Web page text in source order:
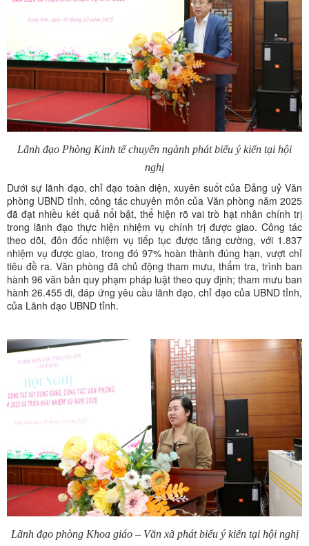
Lãnh đạo Phòng Kinh tế chuyên ngành phát biểu ý kiến tại hội
nghị
Dưới sự lãnh đạo, chỉ đạo toàn diện, xuyên suốt của Đảng uỷ Văn
phòng UBND tỉnh, công tác chuyên môn của Văn phòng năm 2025
đã đạt nhiều kết quả nổi bật, thể hiện rõ vai trò hạt nhân chính trị
trong lãnh đạo thực hiện nhiệm vụ chính trị được giao. Công tác
theo dõi, đôn đốc nhiệm vụ tiếp tục được tăng cường, với 1.837
nhiệm vụ được giao, trong đó 97% hoàn thành đúng hạn, vượt chỉ
tiêu đề ra. Văn phòng đã chủ động tham mưu, thẩm tra, trình ban
hành 96 văn bản quy phạm pháp luật theo quy định; tham mưu ban
hành 26.455 đi, đáp ứng yêu cầu lãnh đạo, chỉ đạo của UBND tỉnh,
của Lãnh đạo UBND tỉnh.
Lãnh đạo phòng Khoa giáo – Văn xã phát biểu ý kiến tại hội nghị